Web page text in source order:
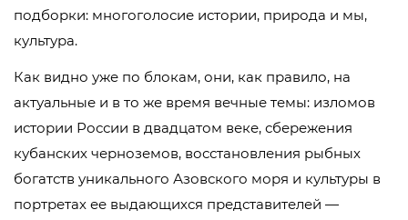
подборки: многоголосие истории, природа и мы,
культура.
Как видно уже по блокам, они, как правило, на
актуальные и в то же время вечные темы: изломов
истории России в двадцатом веке, сбережения
кубанских черноземов, восстановления рыбных
богатств уникального Азовского моря и культуры в
портретах ее выдающихся представителей —